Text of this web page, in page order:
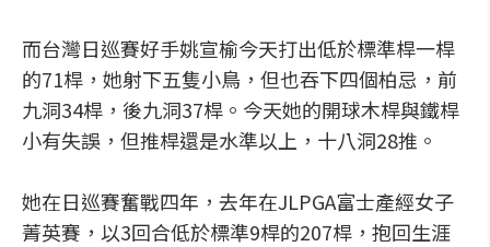
而台灣日巡賽好手姚宣榆今天打出低於標準桿一桿
的71桿，她射下五隻小鳥，但也吞下四個柏忌，前
九洞34桿，後九洞37桿。今天她的開球木桿與鐵桿
小有失誤，但推桿還是水準以上，十八洞28推。
她在日巡賽奮戰四年，去年在JLPGA富士產經女子
菁英賽，以3回合低於標準9桿的207桿，抱回生涯